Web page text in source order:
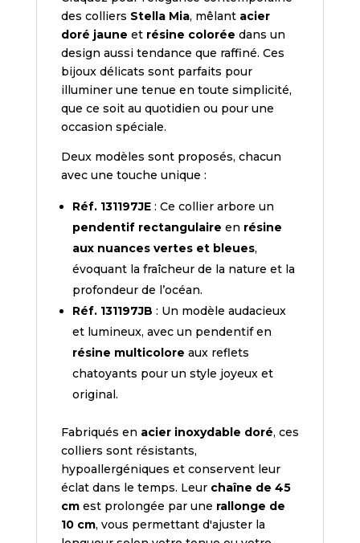
Verte/Bleue
Multicolore.
des colliers Stella Mia, mêlant acier
doré jaune et résine colorée dans un
design aussi tendance que raffiné. Ces
bijoux délicats sont parfaits pour
illuminer une tenue en toute simplicité,
que ce soit au quotidien ou pour une
occasion spéciale.
Deux modèles sont proposés, chacun
avec une touche unique :
Réf. 131197JE: Ce collier arbore un
pendentif rectangulaire en résine
aux nuances vertes et bleues,
évoquant la fraîcheur de la nature et la
profondeur de l’océan.
Réf. 131197JB : Un modèle audacieux
et lumineux, avec un pendentif en
résine multicolore aux reflets
chatoyants pour un style joyeux et
original.
Fabriqués en acier inoxydable doré, ces
colliers sont résistants,
hypoallergéniques et conservent leur
éclat dans le temps. Leur chaîne de 45
cmest prolongée par une rallonge de
10 cm, vous permettant d'ajuster la